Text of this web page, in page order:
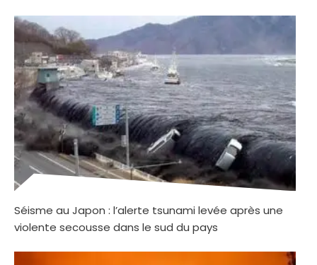
Séisme au Japon : l’alerte tsunami levée après une
violente secousse dans le sud du pays